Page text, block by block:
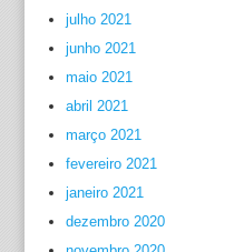
julho 2021
junho 2021
maio 2021
abril 2021
março 2021
fevereiro 2021
janeiro 2021
dezembro 2020